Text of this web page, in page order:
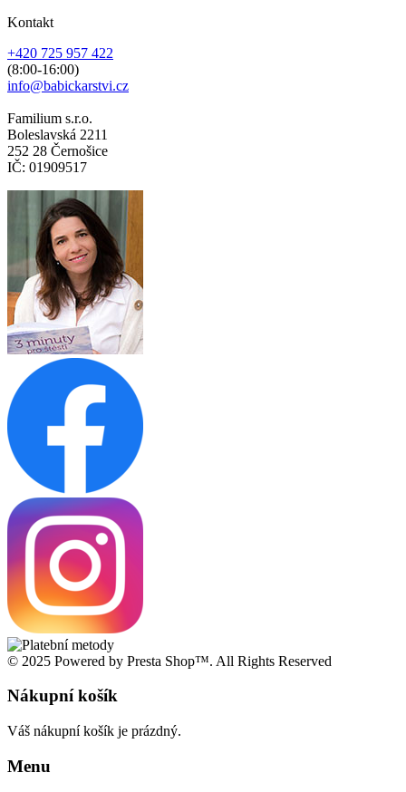
Kontakt
+420 725 957 422
(8:00-16:00)
info@babickarstvi.cz
Familium s.r.o.
Boleslavská 2211
252 28 Černošice
IČ: 01909517
© 2025 Powered by Presta Shop™. All Rights Reserved
Nákupní košík
Váš nákupní košík je prázdný.
Menu